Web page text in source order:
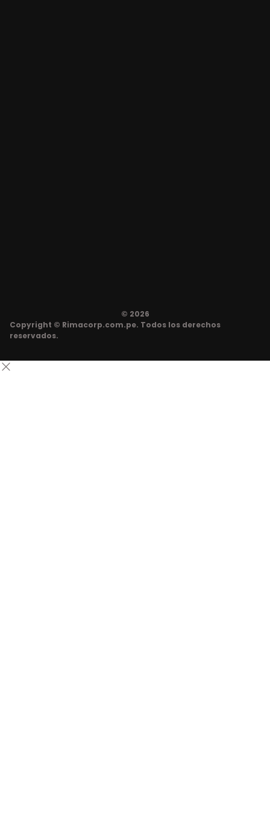
© 2026
Copyright © Rimacorp.com.pe. Todos los derechos
reservados.